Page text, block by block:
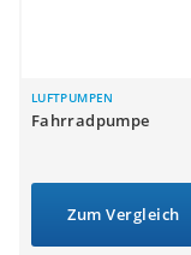
Sicherheitsweste Reiten
Service
LUFTPUMPEN
Fahrradpumpe
Zum Vergleich